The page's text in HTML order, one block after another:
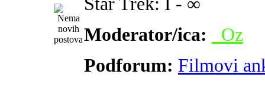
Moderator/ica:
_Oz
Podforum: Filmovi